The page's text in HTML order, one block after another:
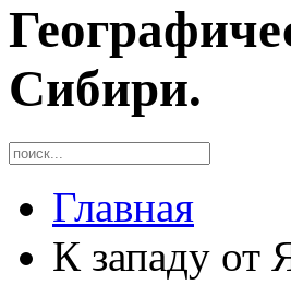
Сибири.
Главная
К западу от